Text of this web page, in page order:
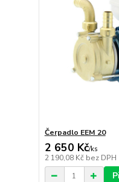
Čerpadlo EEM 20
2 650 Kč/ks
2 190,08 Kč bez DPH